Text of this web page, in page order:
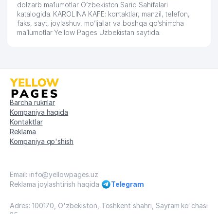
dolzarb ma’lumotlar O’zbekiston Sariq Sahifalari
katalogida. KAROLINA KAFE: kontaktlar, manzil, telefon,
faks, sayt, joylashuv, mo’ljallar va boshqa qo’shimcha
ma’lumotlar Yellow Pages Uzbekistan saytida.
Barcha ruknlar
Kompaniya haqida
Kontaktlar
Reklama
Kompaniya qo'shish
Email: info@yellowpages.uz
Reklama joylashtirish haqida
Telegram
Adres: 100170, O'zbekiston, Toshkent shahri, Sayram ko'chasi